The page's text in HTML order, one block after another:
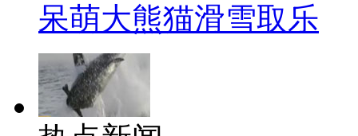
呆萌大熊猫滑雪取乐